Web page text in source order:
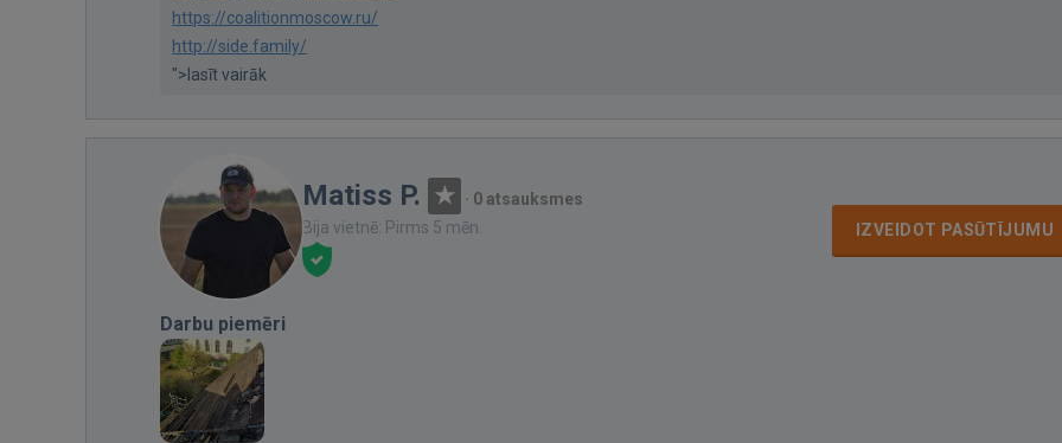
https://coalitionmoscow.ru/
http://side.family/
">lasīt vairāk
Matiss P. · 0 atsauksmes
Bija vietnē: Pirms 5 mēn.
IZVEIDOT PASŪTĪJUMU
Darbu piemēri